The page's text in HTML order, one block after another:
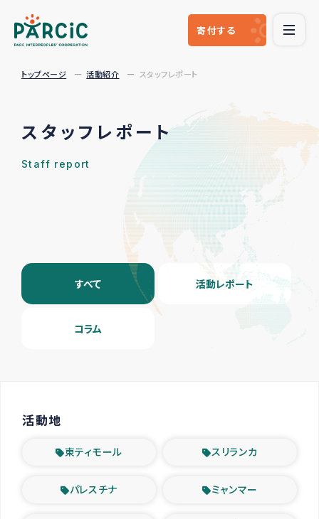
寄付する
トップページ 活動紹介 スタッフレポート
スタッフレポート
Staff report
すべて 活動レポート
コラム
活動地
東ティモール スリランカ
パレスチナ ミャンマー